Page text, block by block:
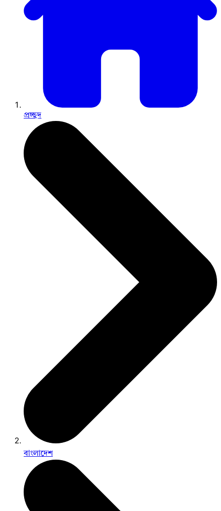
প্রচ্ছদ
বাংলাদেশ